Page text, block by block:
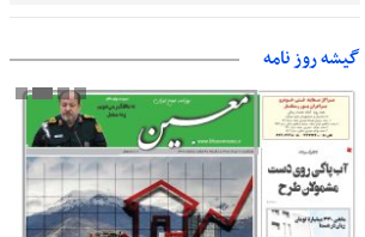
فدراسیون فوتبال با حضور قلعه‌نویی مشخص شد
دفتر رهبر انقلاب: مطالب خارج از مراجع رسمی
فاقد سندیت است
بقائی: فضای مذاکرات فنی و سیاسی ایران و
عمان درباره تنگه هرمز، مثبت است
رئیس سازمان جهاد کشاورزی استان: کشاورزان
گیلان نسبت به دریافت یارانه کود اقدام کنند
گیشه روز نامه